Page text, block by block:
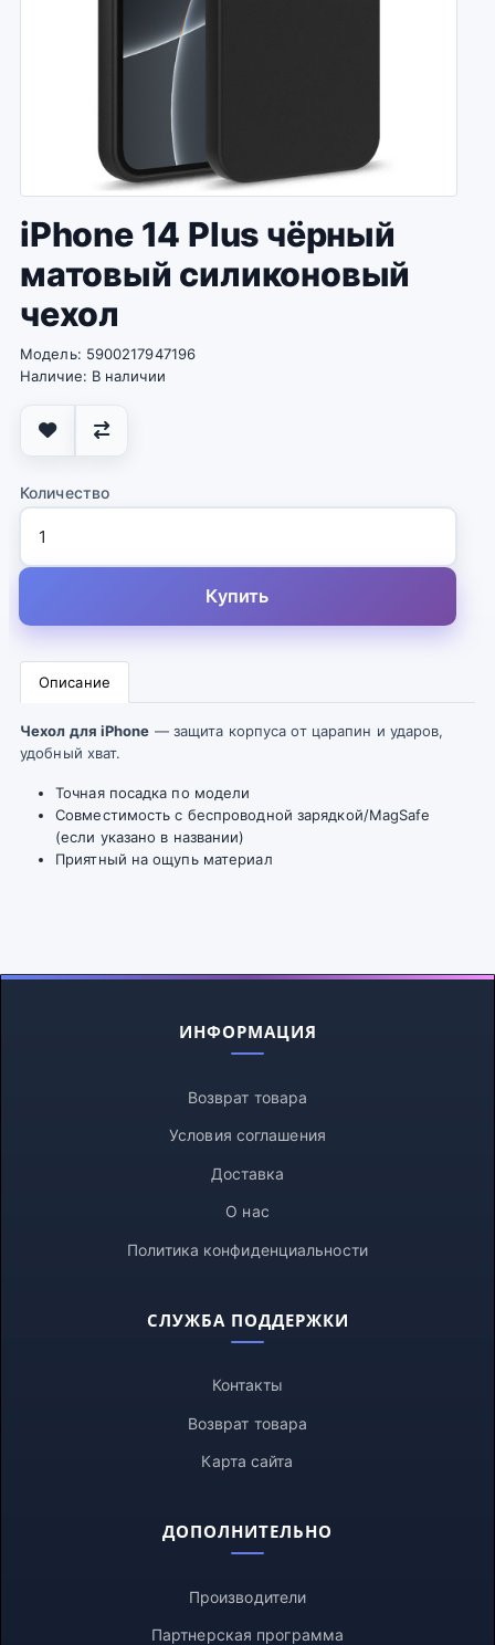
iPhone 14 Plus чёрный
матовый силиконовый
чехол
Модель: 5900217947196
Наличие: В наличии
Количество
Купить
Описание
Чехол для iPhone — защита корпуса от царапин и ударов,
удобный хват.
Точная посадка по модели
Совместимость с беспроводной зарядкой/MagSafe
(если указано в названии)
Приятный на ощупь материал
ИНФОРМАЦИЯ
Возврат товара
Условия соглашения
Доставка
О нас
Политика конфиденциальности
СЛУЖБА ПОДДЕРЖКИ
Контакты
Возврат товара
Карта сайта
ДОПОЛНИТЕЛЬНО
Производители
Партнерская программа